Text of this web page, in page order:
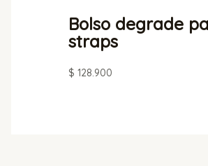
Bolso degrade
straps
$ 128.900